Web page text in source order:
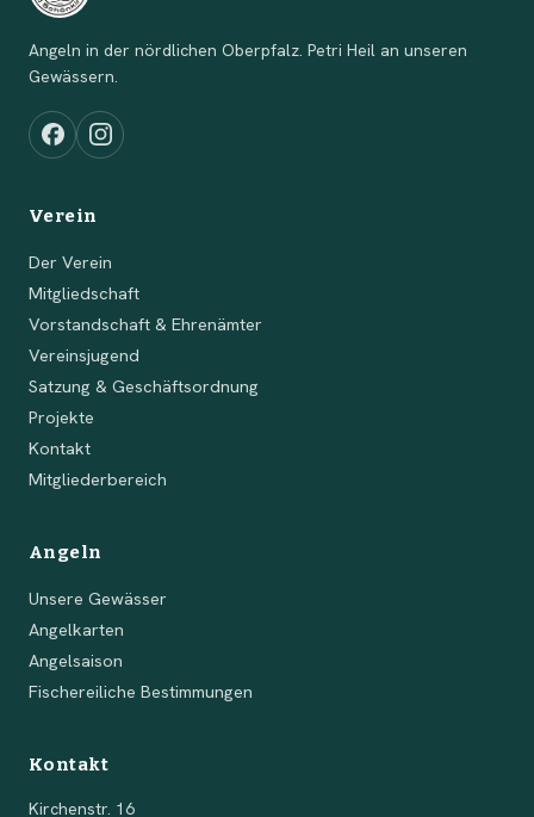
Angeln in der nördlichen Oberpfalz. Petri Heil an unseren
Gewässern.
Verein
Der Verein
Mitgliedschaft
Vorstandschaft & Ehrenämter
Vereinsjugend
Satzung & Geschäftsordnung
Projekte
Kontakt
Mitgliederbereich
Angeln
Unsere Gewässer
Angelkarten
Angelsaison
Fischereiliche Bestimmungen
Kontakt
Kirchenstr. 16